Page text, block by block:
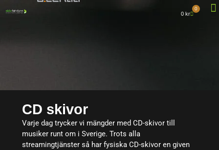
0 kr
0
CD skivor
Varje dag trycker vi mängder med CD-skivor till
musiker runt om i Sverige. Trots alla
streamingtjänster så har fysiska CD-skivor en given